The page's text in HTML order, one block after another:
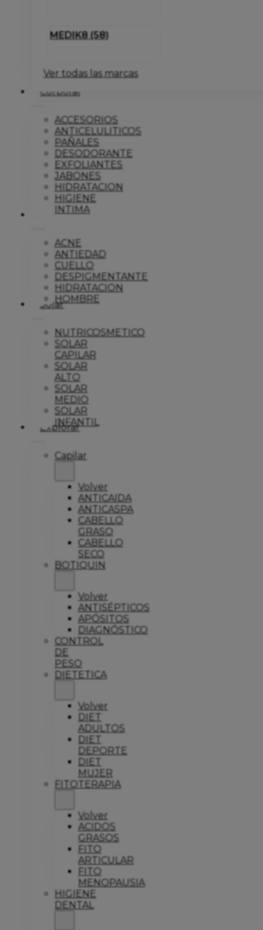
MEDIK8 (58)
Ver todas las marcas
Corporal
ACCESORIOS
ANTICELULITICOS
PAÑALES
DESODORANTE
EXFOLIANTES
JABONES
HIDRATACION
HIGIENE
INTIMA
Dermo
ACNE
ANTIEDAD
CUELLO
DESPIGMENTANTE
HIDRATACION
HOMBRE
Solar
NUTRICOSMETICO
SOLAR
CAPILAR
SOLAR
ALTO
SOLAR
MEDIO
SOLAR
INFANTIL
Explorar
Capilar
Volver
ANTICAIDA
ANTICASPA
CABELLO
GRASO
CABELLO
SECO
BOTIQUIN
Volver
ANTISÉPTICOS
APÓSITOS
DIAGNÓSTICO
CONTROL
DE
PESO
DIETETICA
Volver
DIET
ADULTOS
DIET
DEPORTE
DIET
MUJER
FITOTERAPIA
Volver
ACIDOS
GRASOS
FITO
ARTICULAR
FITO
MENOPAUSIA
HIGIENE
DENTAL